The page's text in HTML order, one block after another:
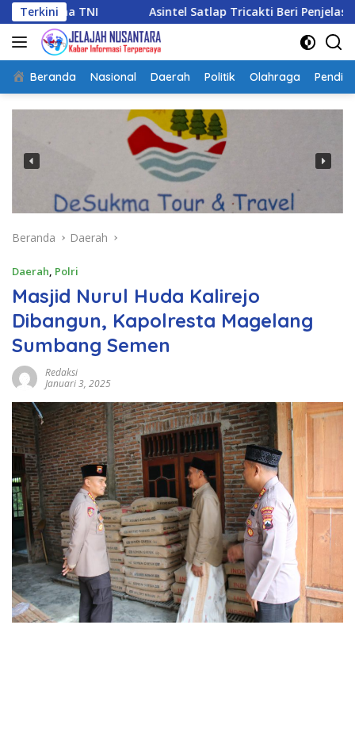
Langsung
ke
konten
Terkini
TNI Asintel Satlap Tricakti Beri Penjelasan Terkait
Beranda Nasional Daerah Politik Olahraga
Beranda Daerah
Daerah, Polri
Masjid Nurul Huda Kalirejo
Dibangun, Kapolresta Magelang
Sumbang Semen
Redaksi
Januari 3, 2025